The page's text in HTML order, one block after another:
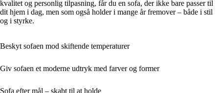
kvalitet og personlig tilpasning, får du en sofa, der ikke bare passer til
dit hjem i dag, men som også holder i mange år fremover – både i stil
og i styrke.
Beskyt sofaen mod skiftende temperaturer
Giv sofaen et moderne udtryk med farver og former
Sofa efter mål – skabt til at holde